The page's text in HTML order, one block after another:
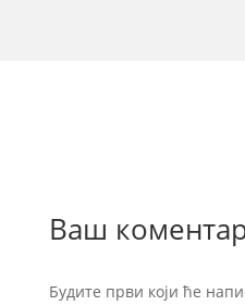
Ваш
Будите први који ће